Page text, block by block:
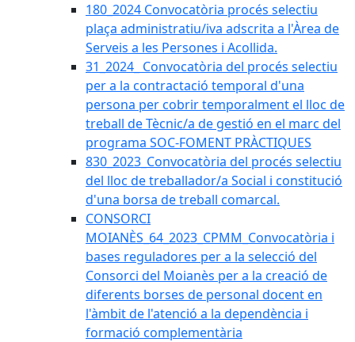
180_2024 Convocatòria procés selectiu
plaça administratiu/iva adscrita a l'Àrea de
Serveis a les Persones i Acollida.
31_2024_ Convocatòria del procés selectiu
per a la contractació temporal d'una
persona per cobrir temporalment el lloc de
treball de Tècnic/a de gestió en el marc del
programa SOC-FOMENT PRÀCTIQUES
830_2023_Convocatòria del procés selectiu
del lloc de treballador/a Social i constitució
d'una borsa de treball comarcal.
CONSORCI
MOIANÈS_64_2023_CPMM_Convocatòria i
bases reguladores per a la selecció del
Consorci del Moianès per a la creació de
diferents borses de personal docent en
l'àmbit de l'atenció a la dependència i
formació complementària